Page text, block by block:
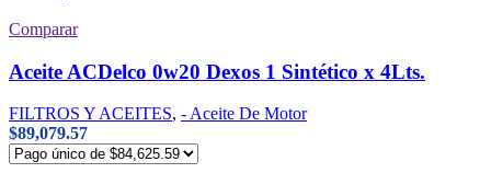
Comparar
Aceite ACDelco 0w20 Dexos 1 Sintético x 4Lts.
FILTROS Y ACEITES, - Aceite De Motor
$89,079.57